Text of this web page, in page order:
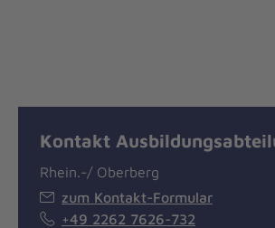
Kontakt
Rhein.-/ Oberberg
zum Kontakt-Formular
+49 2262 7626-732